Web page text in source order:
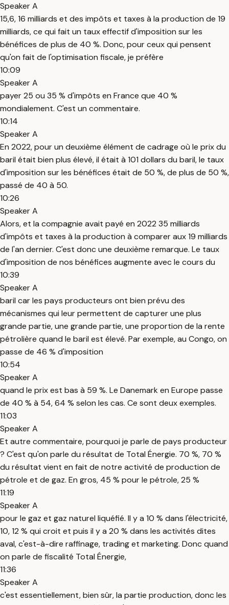
Speaker A
15,6, 16 milliards et des impôts et taxes à la production de 19
milliards, ce qui fait un taux effectif d'imposition sur les
bénéfices de plus de 40 %. Donc, pour ceux qui pensent
qu'on fait de l'optimisation fiscale, je préfère
10:09
Speaker A
payer 25 ou 35 % d'impôts en France que 40 %
mondialement. C'est un commentaire.
10:14
Speaker A
En 2022, pour un deuxième élément de cadrage où le prix du
baril était bien plus élevé, il était à 101 dollars du baril, le taux
d'imposition sur les bénéfices était de 50 %, de plus de 50 %,
passé de 40 à 50.
10:26
Speaker A
Alors, et la compagnie avait payé en 2022 35 milliards
d'impôts et taxes à la production à comparer aux 19 milliards
de l'an dernier. C'est donc une deuxième remarque. Le taux
d'imposition de nos bénéfices augmente avec le cours du
10:39
Speaker A
baril car les pays producteurs ont bien prévu des
mécanismes qui leur permettent de capturer une plus
grande partie, une grande partie, une proportion de la rente
pétrolière quand le baril est élevé. Par exemple, au Congo, on
passe de 46 % d'imposition
10:54
Speaker A
quand le prix est bas à 59 %. Le Danemark en Europe passe
de 40 % à 54, 64 % selon les cas. Ce sont deux exemples.
11:03
Speaker A
Et autre commentaire, pourquoi je parle de pays producteur
? C'est qu'on parle du résultat de Total Énergie. 70 %, 70 %
du résultat vient en fait de notre activité de production de
pétrole et de gaz. En gros, 45 % pour le pétrole, 25 %
11:19
Speaker A
pour le gaz et gaz naturel liquéfié. Il y a 10 % dans l'électricité,
10, 12 % qui croit et puis il y a 20 % dans les activités dites
aval, c'est-à-dire raffinage, trading et marketing. Donc quand
on parle de fiscalité Total Énergie,
11:36
Speaker A
c'est essentiellement, bien sûr, la partie production, donc les